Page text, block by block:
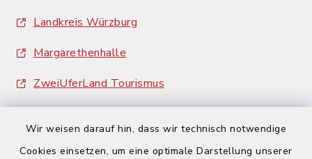
Wir weisen darauf hin, dass wir technisch notwendige
Cookies einsetzen, um eine optimale Darstellung unserer
Landkreis Würzburg
Margarethenhalle
ZweiUferLand Tourismus